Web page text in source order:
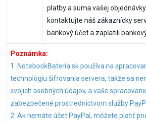
platby a suma vašej
kontaktujte náš zákaznícky
bankový účet a zaplatili
Poznámka:
1. NotebookBateria.sk používa na
technológiu šifrovania servera, takže sa
svojich osobných údajov, a vaše
zabezpečené prostredníctvom služby
2. Ak nemáte účet PayPal, môžete platiť